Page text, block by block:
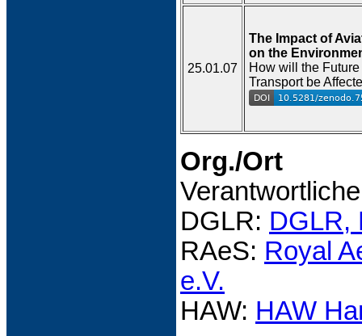
25.01.07
The Impact of
on the
How will the Future
Transport be
Org./Ort
DGLR: DGLR,
RAeS: Royal
e.V.
HAW: HAW